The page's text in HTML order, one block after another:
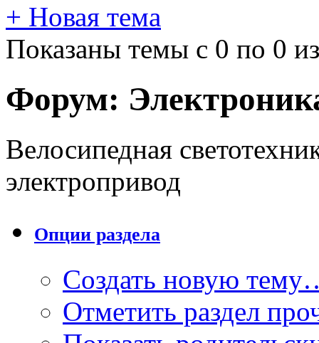
+ Новая тема
Показаны темы с 0 по 0
Форум:
Велосипедная
электропривод
Опции раздела
Создать новую
Отметить раздел